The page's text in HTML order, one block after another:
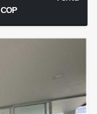
COP